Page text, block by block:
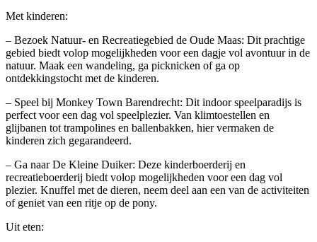
Met kinderen:
– Bezoek Natuur- en Recreatiegebied de Oude Maas: Dit prachtige
gebied biedt volop mogelijkheden voor een dagje vol avontuur in de
natuur. Maak een wandeling, ga picknicken of ga op
ontdekkingstocht met de kinderen.
– Speel bij Monkey Town Barendrecht: Dit indoor speelparadijs is
perfect voor een dag vol speelplezier. Van klimtoestellen en
glijbanen tot trampolines en ballenbakken, hier vermaken de
kinderen zich gegarandeerd.
– Ga naar De Kleine Duiker: Deze kinderboerderij en
recreatieboerderij biedt volop mogelijkheden voor een dag vol
plezier. Knuffel met de dieren, neem deel aan een van de activiteiten
of geniet van een ritje op de pony.
Uit eten: